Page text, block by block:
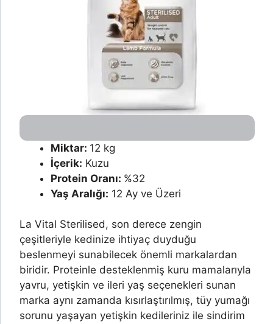
Miktar: 12 kg
İçerik: Kuzu
Protein Oranı: %32
Yaş Aralığı: 12 Ay ve Üzeri
La Vital Sterilised, son derece zengin
çeşitleriyle kedinize ihtiyaç duyduğu
beslenmeyi sunabilecek önemli markalardan
biridir. Proteinle desteklenmiş kuru mamalarıyla
yavru, yetişkin ve ileri yaş seçenekleri sunan
marka aynı zamanda kısırlaştırılmış, tüy yumağı
sorunu yaşayan yetişkin kedileriniz ile sindirim